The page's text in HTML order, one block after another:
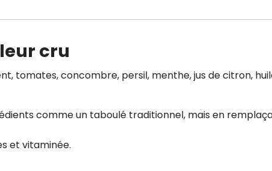
cru
tomates, concombre, persil, menthe, jus de citron,
comme un taboulé traditionnel, mais en
et vitaminée.